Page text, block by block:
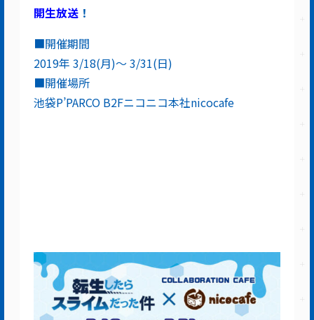
開生放送！
■開催期間
2019年 3/18(月)～ 3/31(日)
■開催場所
池袋P’PARCO B2Fニコニコ本社nicocafe